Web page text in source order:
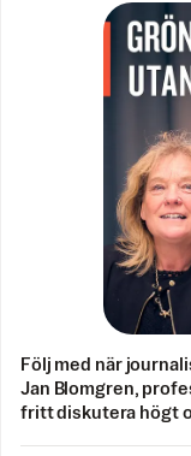
Följ med när
Jan Blomgren,
fritt diskutera högt